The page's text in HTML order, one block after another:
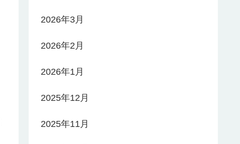
2026年3月
2026年2月
2026年1月
2025年12月
2025年11月